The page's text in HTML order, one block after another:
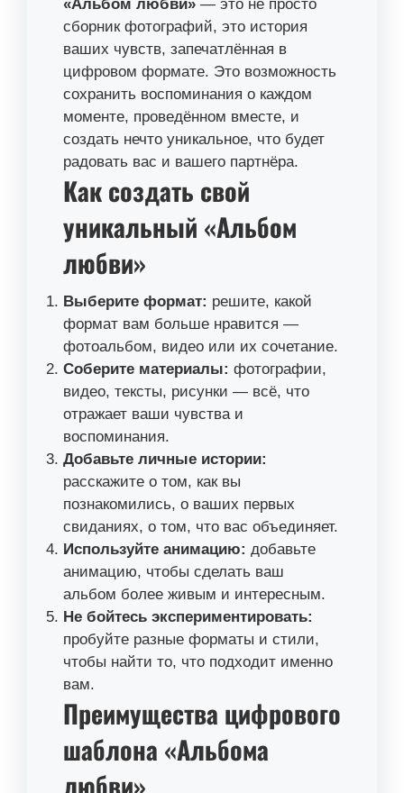
«Альбом любви» — это не просто
сборник фотографий, это история
ваших чувств, запечатлённая в
цифровом формате. Это возможность
сохранить воспоминания о каждом
моменте, проведённом вместе, и
создать нечто уникальное, что будет
радовать вас и вашего партнёра.
Как создать свой
уникальный «Альбом
любви»
Выберите формат: решите, какой
формат вам больше нравится —
фотоальбом, видео или их сочетание.
Соберите материалы: фотографии,
видео, тексты, рисунки — всё, что
отражает ваши чувства и
воспоминания.
Добавьте личные истории:
расскажите о том, как вы
познакомились, о ваших первых
свиданиях, о том, что вас объединяет.
Используйте анимацию: добавьте
анимацию, чтобы сделать ваш
альбом более живым и интересным.
Не бойтесь экспериментировать:
пробуйте разные форматы и стили,
чтобы найти то, что подходит именно
вам.
Преимущества цифрового
шаблона «Альбома
любви»